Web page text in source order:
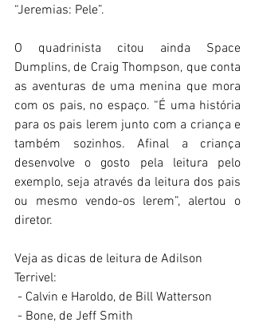
“Jeremias: Pele”.
O quadrinista citou ainda Space
Dumplins, de Craig Thompson, que conta
as aventuras de uma menina que mora
com os pais, no espaço. “É uma história
para os pais lerem junto com a criança e
também sozinhos. Afinal a criança
desenvolve o gosto pela leitura pelo
exemplo, seja através da leitura dos pais
ou mesmo vendo-os lerem”, alertou o
diretor.
Veja as dicas de leitura de Adilson
Terrivel:
- Calvin e Haroldo, de Bill Watterson
- Bone, de Jeff Smith